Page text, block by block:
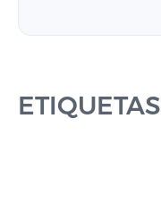
ETIQUETAS